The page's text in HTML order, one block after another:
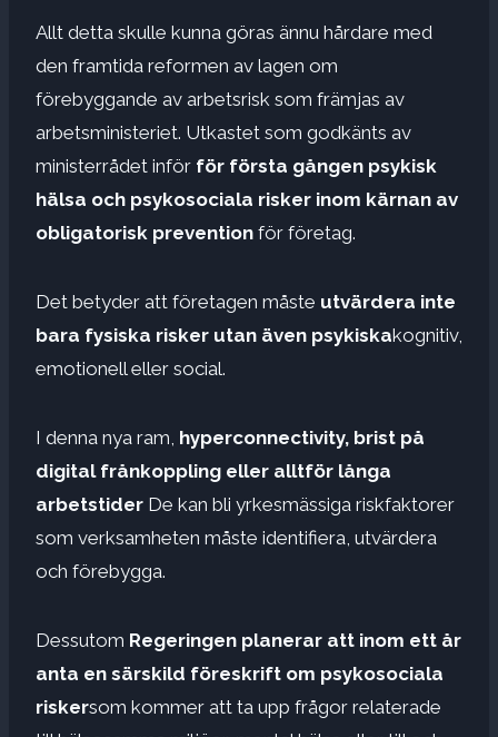
Allt detta skulle kunna göras ännu hårdare med
den framtida reformen av lagen om
förebyggande av arbetsrisk som främjas av
arbetsministeriet. Utkastet som godkänts av
ministerrådet inför för första gången psykisk
hälsa och psykosociala risker inom kärnan av
obligatorisk prevention för företag.
Det betyder att företagen måste utvärdera inte
bara fysiska risker utan även psykiskakognitiv,
emotionell eller social.
I denna nya ram, hyperconnectivity, brist på
digital frånkoppling eller alltför långa
arbetstider De kan bli yrkesmässiga riskfaktorer
som verksamheten måste identifiera, utvärdera
och förebygga.
Dessutom Regeringen planerar att inom ett år
anta en särskild föreskrift om psykosociala
riskersom kommer att ta upp frågor relaterade